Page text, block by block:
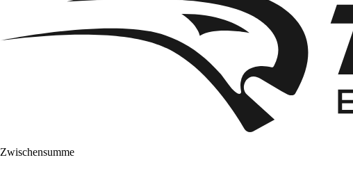
Zwischensumme